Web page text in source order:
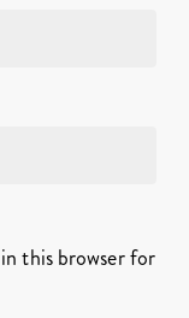
this browser for